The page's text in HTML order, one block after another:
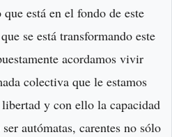
está en el fondo de este
se está transformando este
acordamos vivir
colectiva que le estamos
y con ello la capacidad
autómatas, carentes no sólo